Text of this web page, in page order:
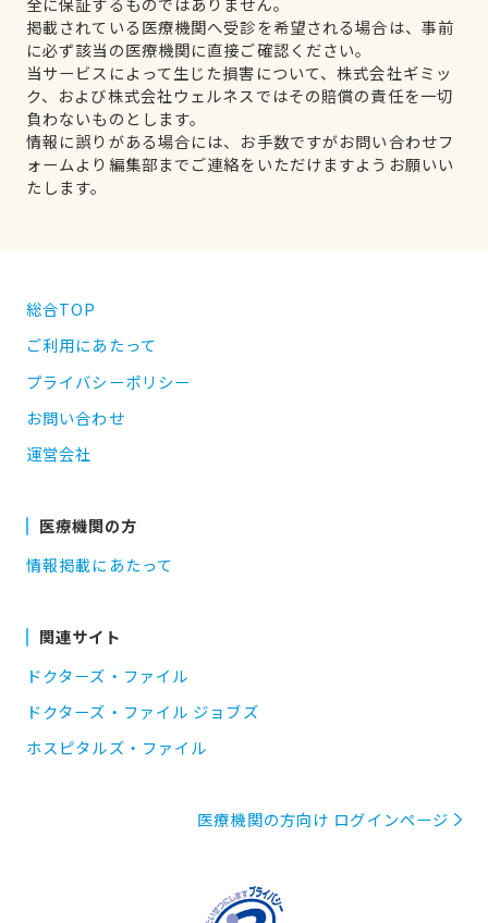
掲載されている医療機関へ受診を希望される場合は、事前
に必ず該当の医療機関に直接ご確認ください。
当サービスによって生じた損害について、株式会社ギミッ
ク、および株式会社ウェルネスではその賠償の責任を一切
負わないものとします。
情報に誤りがある場合には、お手数ですがお問い合わせフ
ォームより編集部までご連絡をいただけますようお願いい
たします。
総合TOP
ご利用にあたって
プライバシーポリシー
お問い合わせ
運営会社
医療機関の方
情報掲載にあたって
関連サイト
ドクターズ・ファイル
ドクターズ・ファイル ジョブズ
ホスピタルズ・ファイル
医療機関の方向け ログインページ